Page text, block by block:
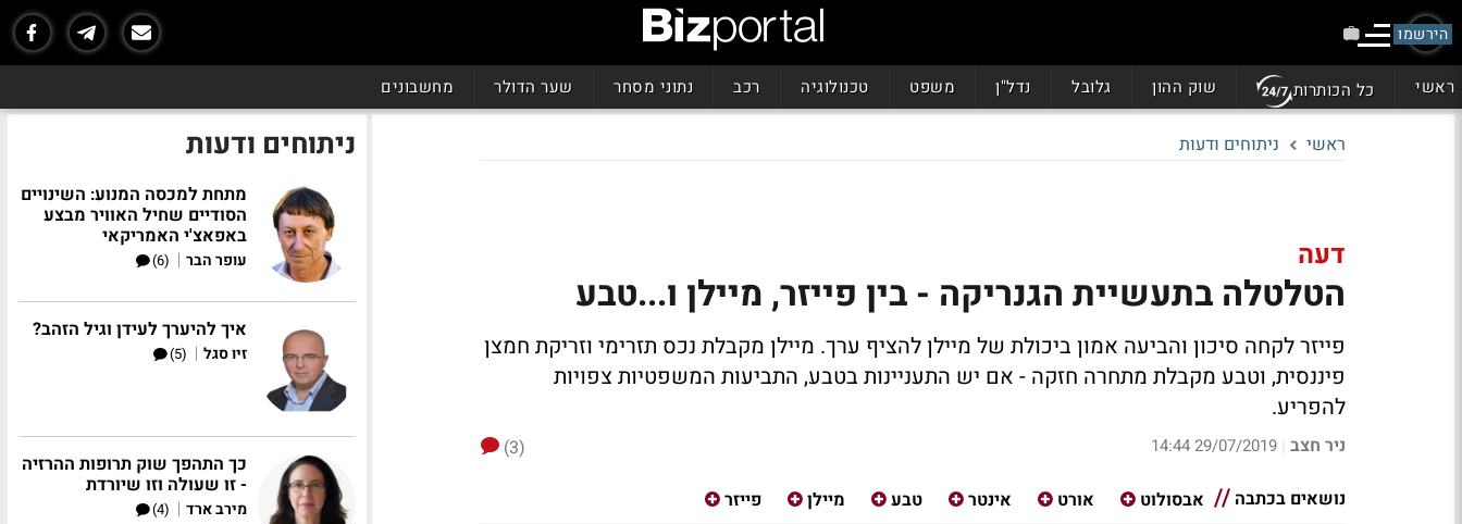
הירשמו
ראשי כל הכותרות שוק ההון גלובל נדל"ן משפט טכנולוגיה רכב נתוני מסחר שער הדולר מחשבונים
ראשי ניתוחים ודעות
דעה
הטלטלה בתעשיית הגנריקה - בין פייזר, מיילן ו...טבע
פייזר לקחה סיכון והביעה אמון ביכולת של מיילן להציף ערך. מיילן מקבלת נכס תזרימי וזריקת חמצן
פיננסית, וטבע מקבלת מתחרה חזקה - אם יש התעניינות בטבע, התביעות המשפטיות צפויות
להפריע.
ניר חצב |
29/07/2019 14:44
(3)
נושאים בכתבה
אבסולוט אורט אינטר טבע מיילן פייזר
ניתוחים ודעות
מתחת למכסה המנוע: השינויים
הסודיים שחיל האוויר מבצע
באפאצ'י האמריקאי
עופר הבר |
(6)
איך להיערך לעידן וגיל הזהב?
זיו סגל |
(5)
כך התהפך שוק תרופות ההרזיה
- זו שעולה וזו שיורדת
מירב ארד |
(4)